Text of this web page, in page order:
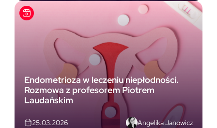
Endometrioza w leczeniu niepłodności.
Rozmowa z profesorem Piotrem
Laudańskim
25.03.2026 Angelika Janowicz